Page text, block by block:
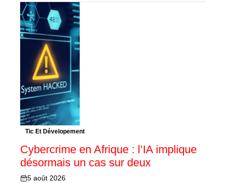
Tic Et Dévelopement
Cybercrime en Afrique : l’IA implique
désormais un cas sur deux
5 août 2026